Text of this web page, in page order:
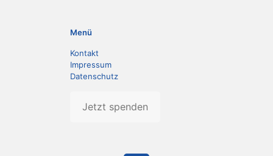
Menü
Kontakt
Impressum
Datenschutz
Jetzt spenden